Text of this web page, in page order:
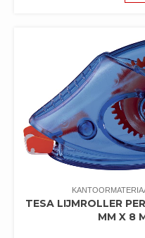
TESA LIJMROLLER
MM X 8